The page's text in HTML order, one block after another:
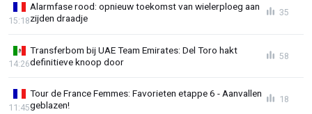
Alarmfase rood: opnieuw toekomst van wielerploeg aan
zijden draadje
15:18
35
Transferbom bij UAE Team Emirates: Del Toro hakt
definitieve knoop door
14:26
58
Tour de France Femmes: Favorieten etappe 6 - Aanvallen
geblazen!
11:45
18